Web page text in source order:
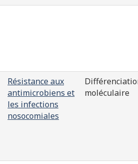
Résistance aux
antimicrobiens et
les infections
nosocomiales
moléculaire